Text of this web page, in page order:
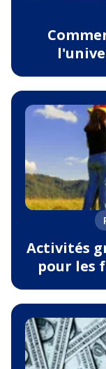
Activités
pour les